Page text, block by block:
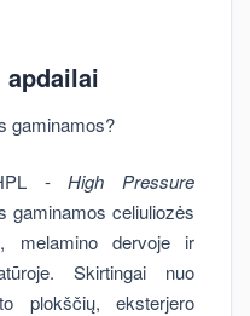
apdailai
gaminamos?
-High Pressure
gaminamos celiuliozės
melamino dervoje ir
Skirtingai nuo
plokščių, eksterjero